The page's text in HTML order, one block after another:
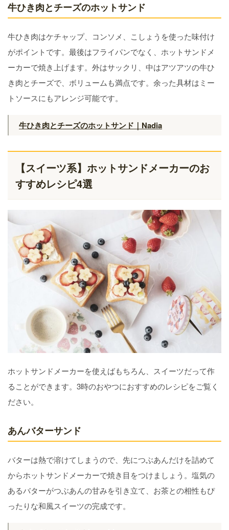
牛ひき肉とチーズのホットサンド
牛ひき肉はケチャップ、コンソメ、こしょうを使った味付け
がポイントです。最後はフライパンでなく、ホットサンドメ
ーカーで焼き上げます。外はサックリ、中はアツアツの牛ひ
き肉とチーズで、ボリュームも満点です。余った具材はミー
トソースにもアレンジ可能です。
牛ひき肉とチーズのホットサンド｜Nadia
【スイーツ系】ホットサンドメーカーのお
すすめレシピ4選
ホットサンドメーカーを使えばもちろん、スイーツだって作
ることができます。3時のおやつにおすすめのレシピをご覧く
ださい。
あんバターサンド
バターは熱で溶けてしまうので、先につぶあんだけを詰めて
からホットサンドメーカーで焼き目をつけましょう。塩気の
あるバターがつぶあんの甘みを引き立て、お茶との相性もぴ
ったりな和風スイーツの完成です。